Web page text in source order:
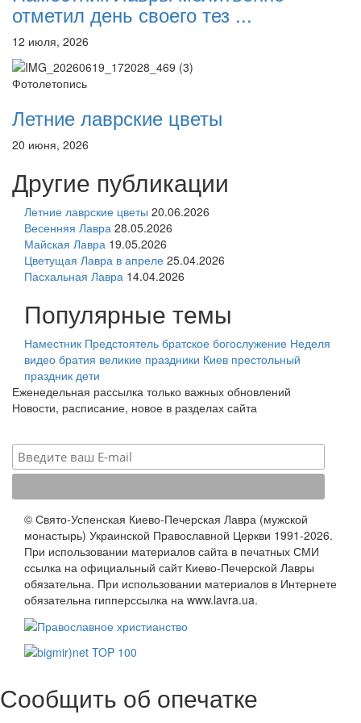
отметил день своего тез ...
12 июля, 2026
Фотолетопись
Летние лаврские цветы
20 июня, 2026
Другие публикации
Летние лаврские цветы 20.06.2026
Весенняя Лавра 28.05.2026
Майская Лавра 19.05.2026
Цветущая Лавра в апреле 25.04.2026
Пасхальная Лавра 14.04.2026
Популярные темы
Наместник Предстоятель братское богослужение Неделя
видео братия великие праздники Киев престольный
праздник дети
Еженедельная рассылка только важных обновлений
Новости, расписание, новое в разделах сайта
© Свято-Успенская Киево-Печерская Лавра (мужской
монастырь) Украинской Православной Церкви 1991-2026.
При использовании материалов сайта в печатных СМИ
ссылка на официальный сайт Киево-Печерской Лавры
обязательна. При использовании материалов в Интернете
обязательна гипперссылка на www.lavra.ua.
Сообщить об опечатке